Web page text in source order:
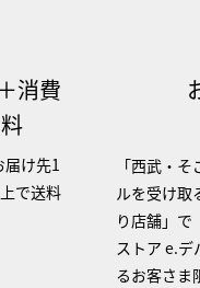
消費
届け先1
で送料
「西武・
ルを受け取
り店舗」で
ストア e.デ
るお客さま